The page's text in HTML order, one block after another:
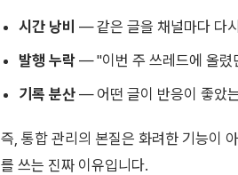
시간 낭비 — 같은 글을 채널마다 다
발행 누락 — "이번 주 쓰레드에 올렸
기록 분산 — 어떤 글이 반응이 좋았
즉, 통합 관리의 본질은 화려한 기능이
를 쓰는 진짜 이유입니다.